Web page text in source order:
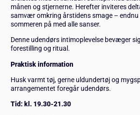
månen og stjernerne. Herefter inviteres
samvær omkring årstidens smage – endnu
sommeren på med alle sanser.
Denne udendørs intimoplevelse bevæger
forestilling og ritual.
Praktisk information
Husk varmt tøj, gerne uldundertøj og
arrangementet foregår udendørs.
Tid: kl. 19.30-21.30